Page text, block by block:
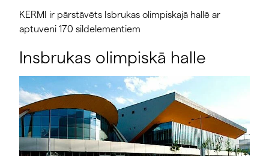
KERMI ir pārstāvēts Isbrukas olimpiskajā hallē ar
aptuveni 170 sildelementiem
Insbrukas olimpiskā halle